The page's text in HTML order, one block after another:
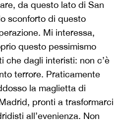
da questo lato di San
sconforto di questo
Mi interessa,
questo pessimismo
che dagli interisti: non c’è
terrore. Praticamente
la maglietta di
pronti a trasformarci
all’evenienza. Non